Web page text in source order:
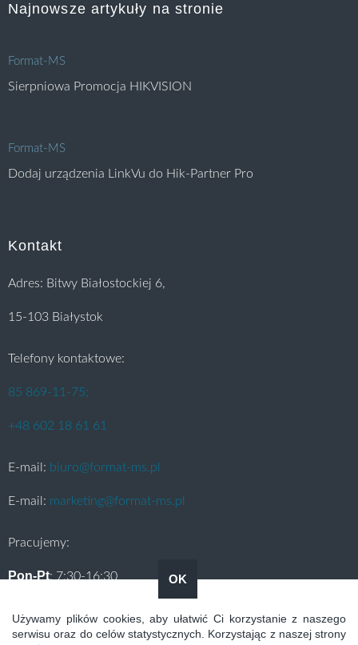
Najnowsze artykuły na stronie
Format-MS
Sierpniowa Promocja HIKVISION
Format-MS
Dodaj urządzenia LinkVu do Hik-Partner Pro
Kontakt
Adres: Bitwy Białostockiej 6,
15-103 Białystok
Telefony kontaktowe:
85 869-11-75;
+48 602 18 61 61
E-mail: biuro@format-ms.pl
E-mail: marketing@format-ms.pl
Pracujemy:
Pon-Pt: 7:30-16:30
Używamy plików cookies, aby ułatwić Ci korzystanie z naszego
serwisu oraz do celów statystycznych. Korzystając z naszej strony
OK